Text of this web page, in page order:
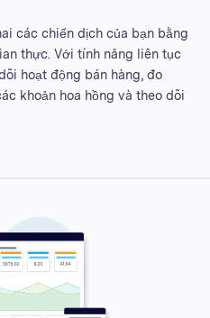
các chiến dịch của bạn bằng
thực. Với tính năng liên tục
hoạt động bán hàng, đo
khoản hoa hồng và theo dõi